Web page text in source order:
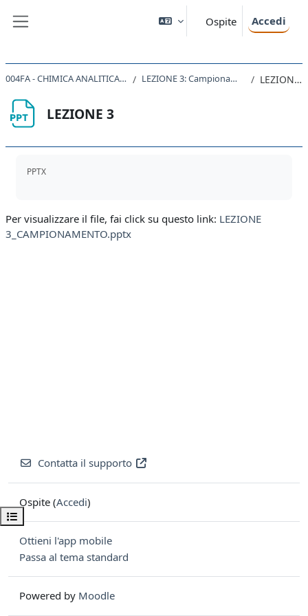
Ospite Accedi
Apri indice del corso
004FA - CHIMICA ANALITICA 2020 LEZIONE 3: Campionamento LEZIONE 3
LEZIONE 3
PPTX
Per visualizzare il file, fai click su questo link: LEZIONE
3_CAMPIONAMENTO.pptx
Contatta il supporto
Ospite (Accedi)
Ottieni l'app mobile
Passa al tema standard
Powered by Moodle